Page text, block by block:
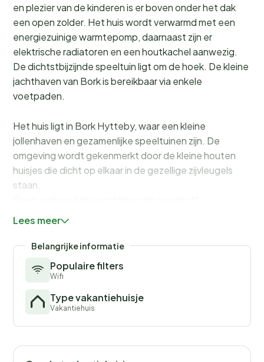
en plezier van de kinderen is er boven onder het dak
een open zolder. Het huis wordt verwarmd met een
energiezuinige warmtepomp, daarnaast zijn er
elektrische radiatoren en een houtkachel aanwezig.
De dichtstbijzijnde speeltuin ligt om de hoek. De kleine
jachthaven van Bork is bereikbaar via enkele
voetpaden.
Het huis ligt in Bork Hytteby, waar een kleine
jollenhaven en gezamenlijke speeltuinen zijn. De
omgeving wordt gekenmerkt door de kleine houten
huisjes die dicht op elkaar in de gezellige zijvleugels
staan.
Lees meer
Belangrijke informatie
Populaire filters
Wifi
Type vakantiehuisje
Vakantiehuis